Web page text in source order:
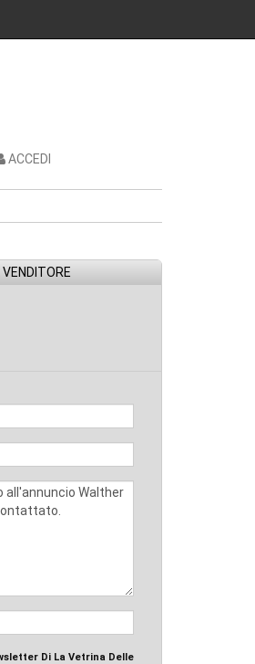
ACCEDI
Di La Vetrina Delle